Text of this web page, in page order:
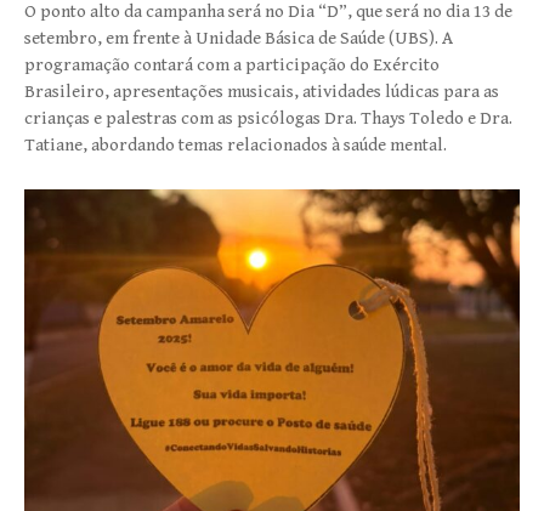
O ponto alto da campanha será no Dia “D”, que será no dia 13 de
setembro, em frente à Unidade Básica de Saúde (UBS). A
programação contará com a participação do Exército
Brasileiro, apresentações musicais, atividades lúdicas para as
crianças e palestras com as psicólogas Dra. Thays Toledo e Dra.
Tatiane, abordando temas relacionados à saúde mental.